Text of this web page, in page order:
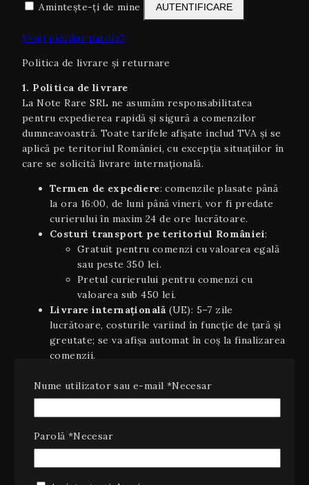
Amintește-ți de mine AUTENTIFICARE
V-ați pierdut parola?
Politica de livrare și returnare
1. Politica de livrare
La Note Rare SRL ne asumăm responsabilitatea
pentru expedierea rapidă și sigură a comenzilor
dumneavoastră. Toate tarifele afișate includ TVA și se
aplică pe teritoriul României, cu excepția situaţiilor în
care se solicită livrare internaţională.
Termen de expediere: comenzile plasate până
la ora 16:00, de luni până vineri, vor fi predate
curierului în maxim 24 de ore lucrătoare.
Costuri transport pe teritoriul României:
Gratuit pentru comenzi cu valoarea egală
sau peste 350 lei.
Pretul curierului pentru comenzi cu
valoarea sub 450 lei.
Livrare internaţională (UE): 5–7 zile
lucrătoare, costurile variind în funcție de țară și
greutate; se va afișa automat în coș la finalizarea
comenzii.
pe teritoriul României, cu un cost suplimentar
de 10 lei (inclusiv TVA).
Estimări orientative: timpii de livrare sunt
orientativi şi pot varia în funcție de stoc,
disponibilitatea curierului sau condiții
Nume utilizator sau e-mail *Necesar
Parolă *Necesar